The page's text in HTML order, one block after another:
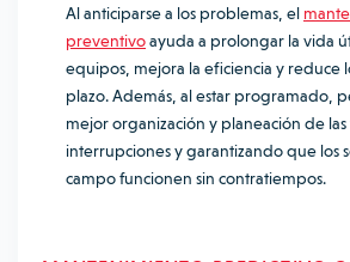
Al anticiparse a los problemas, el
preventivoayuda a prolongar la vida
equipos, mejora la eficiencia y reduce
plazo. Además, al estar programado,
mejor organización y planeación de
interrupciones y garantizando que los
campo funcionen sin contratiempos.